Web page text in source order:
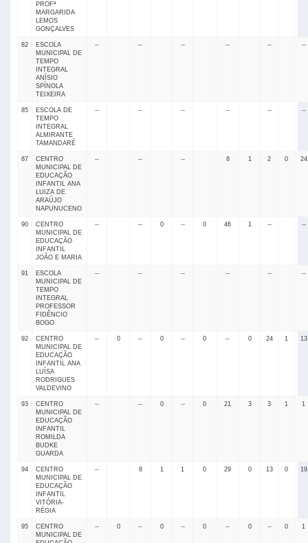
PROFª
MARGARIDA
LEMOS
GONÇALVES
82
ESCOLA
MUNICIPAL DE
TEMPO
INTEGRAL
ANÍSIO
SPÍNOLA
TEIXEIRA
-- -- -- -- -- --
85
ESCOLA DE
TEMPO
INTEGRAL
ALMIRANTE
TAMANDARÉ
-- -- -- -- -- --
87
CENTRO
MUNICIPAL DE
EDUCAÇÃO
INFANTIL ANA
LUIZA DE
ARAÚJO
NAPUNUCENO
-- -- -- 8 1 2 0 24
90
CENTRO
MUNICIPAL DE
EDUCAÇÃO
INFANTIL
JOÃO E MARIA
-- -- 0 -- 0 46 1 -- --
91
ESCOLA
MUNICIPAL DE
TEMPO
INTEGRAL
PROFESSOR
FIDÊNCIO
BOGO
-- -- -- -- -- --
92
CENTRO
MUNICIPAL DE
EDUCAÇÃO
INFANTIL ANA
LUÍSA
RODRIGUES
VALDEVINO
-- 0 -- 0 -- 0 -- 0 24 1 13
93
CENTRO
MUNICIPAL DE
EDUCAÇÃO
INFANTIL
ROMILDA
BUDKE
GUARDA
-- -- 0 -- 0 21 3 3 1 1
94
CENTRO
MUNICIPAL DE
EDUCAÇÃO
INFANTIL
VITÓRIA-
RÉGIA
-- 8 1 1 0 29 0 13 0 19
95
CENTRO
MUNICIPAL DE
-- 0 -- 0 -- 0 -- 0 -- 0 1